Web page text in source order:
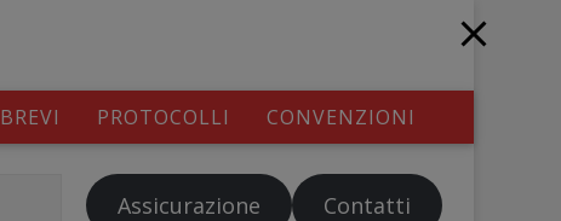
BREVI PROTOCOLLI CONVENZIONI
Assicurazione Contatti